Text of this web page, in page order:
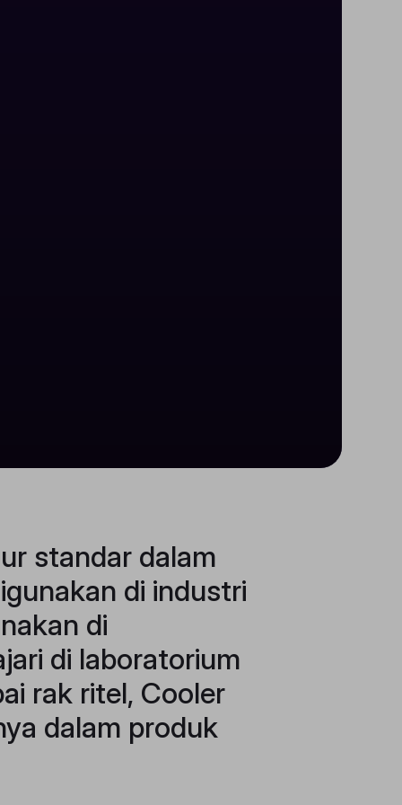
standar dalam
di industri
di
di laboratorium
rak ritel, Cooler
dalam produk